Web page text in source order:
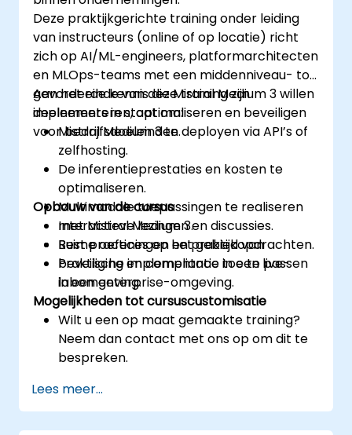
Deze praktijkgerichte training onder leiding
van instructeurs (online of op locatie) richt
zich op AI/ML-engineers, platformarchitecten
en MLOps-teams met een middenniveau- tot
gevorderde kennis die Mistral Medium 3 willen
implementeren, optimaliseren en beveiligen
voor bedrijfsdoeleinden.
Aan het einde van deze training zijn
deelnemers in staat om:
Mistral Medium 3 te deployen via API’s of
zelfhosting.
De inferentieprestaties en kosten te
optimaliseren.
Multimodale toepassingen te realiseren
met Mistral Medium 3.
Best practices op het gebied van
beveiliging en compliance toe te passen
in een enterprise-omgeving.
Opbouw van de cursus
Interactieve lezingen en discussies.
Ruime oefeningen en praktijkopdrachten.
Praktische implementatie in een live-
labomgeving.
Mogelijkheden tot cursuscustomisatie
Wilt u een op maat gemaakte training?
Neem dan contact met ons op om dit te
bespreken.
Lees meer...